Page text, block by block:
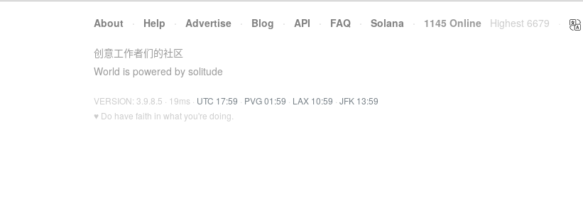
About · Help · Advertise · Blog · API · FAQ · Solana · 1145 Online Highest 6679
创意工作者们的社区
World is powered by solitude
VERSION: 3.9.8.5 · 19ms · UTC 17:59 · PVG 01:59 · LAX 10:59 · JFK 13:59
♥ Do have faith in what you're doing.